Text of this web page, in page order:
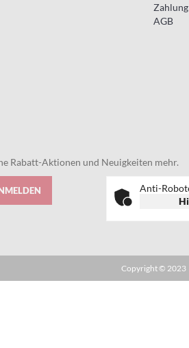
AGB
Rabatt-Aktionen und Neuigkeiten mehr.
Anti-
Copyright © 2023